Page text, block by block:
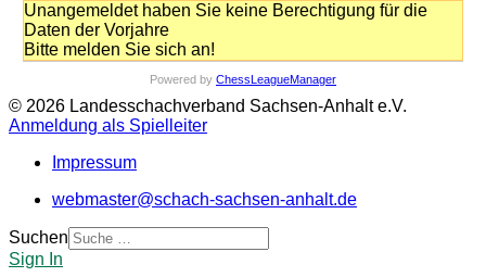
Unangemeldet haben Sie keine Berechtigung für die
Daten der Vorjahre
Bitte melden Sie sich an!
Powered by ChessLeagueManager
© 2026 Landesschachverband Sachsen-Anhalt e.V.
Anmeldung als Spielleiter
Impressum
webmaster@schach-sachsen-anhalt.de
Suchen
Sign In